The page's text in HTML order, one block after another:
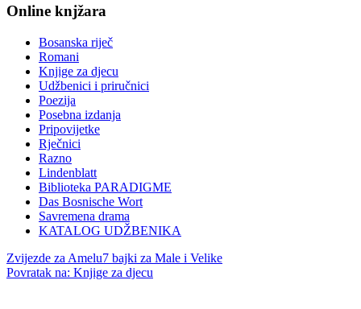
Online knjžara
Bosanska riječ
Romani
Knjige za djecu
Udžbenici i priručnici
Poezija
Posebna izdanja
Pripovijetke
Rječnici
Razno
Lindenblatt
Biblioteka PARADIGME
Das Bosnische Wort
Savremena drama
KATALOG UDŽBENIKA
Zvijezde za Amelu7 bajki za Male i Velike
Povratak na: Knjige za djecu